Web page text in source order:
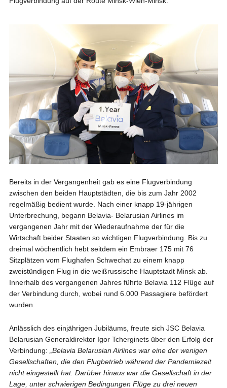
Bereits in der Vergangenheit gab es eine Flugverbindung
zwischen den beiden Hauptstädten, die bis zum Jahr 2002
regelmäßig bedient wurde. Nach einer knapp 19-jährigen
Unterbrechung, begann Belavia- Belarusian Airlines im
vergangenen Jahr mit der Wiederaufnahme der für die
Wirtschaft beider Staaten so wichtigen Flugverbindung. Bis zu
dreimal wöchentlich hebt seitdem ein Embraer 175 mit 76
Sitzplätzen vom Flughafen Schwechat zu einem knapp
zweistündigen Flug in die weißrussische Hauptstadt Minsk ab.
Innerhalb des vergangenen Jahres führte Belavia 112 Flüge auf
der Verbindung durch, wobei rund 6.000 Passagiere befördert
wurden.
Anlässlich des einjährigen Jubiläums, freute sich JSC Belavia
Belarusian Generaldirektor Igor Tcherginets über den Erfolg der
Verbindung:
„Belavia Belarusian Airlines war eine der wenigen
Gesellschaften, die den Flugbetrieb während der Pandemiezeit
nicht eingestellt hat. Darüber hinaus war die Gesellschaft in der
Lage, unter schwierigen Bedingungen Flüge zu drei neuen